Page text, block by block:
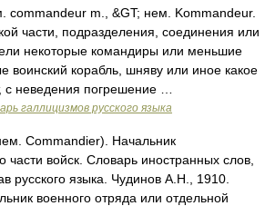
commandeur m., &GT; нем. Kommandeur.
части, подразделения, соединения или
некоторые командиры или меньшие
воинский корабль, шняву или иное какое
с неведения погрешение …
галлицизмов русского языка
Commandier). Начальник
части войск. Словарь иностранных слов,
русского языка. Чудинов А.Н., 1910.
военного отряда или отдельной